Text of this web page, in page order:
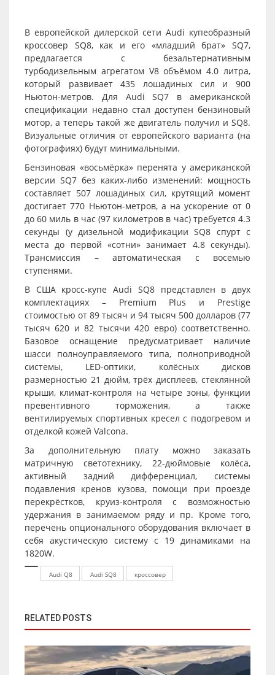
В европейской дилерской сети Audi купеобразный
кроссовер SQ8, как и его «младший брат» SQ7,
предлагается с безальтернативным
турбодизельным агрегатом V8 объёмом 4.0 литра,
который развивает 435 лошадиных сил и 900
Ньютон-метров. Для Audi SQ7 в американской
спецификации недавно стал доступен бензиновый
мотор, а теперь такой же двигатель получил и SQ8.
Визуальные отличия от европейского варианта (на
фотографиях) будут минимальными.
Бензиновая «восьмёрка» перенята у американской
версии SQ7 без каких-либо изменений: мощность
составляет 507 лошадиных сил, крутящий момент
достигает 770 Ньютон-метров, а на ускорение от 0
до 60 миль в час (97 километров в час) требуется 4.3
секунды (у дизельной модификации SQ8 спурт с
места до первой «сотни» занимает 4.8 секунды).
Трансмиссия – автоматическая с восемью
ступенями.
В США кросс-купе Audi SQ8 представлен в двух
комплектациях – Premium Plus и Prestige
стоимостью от 89 тысяч и 94 тысяч 500 долларов (77
тысяч 620 и 82 тысячи 420 евро) соответственно.
Базовое оснащение предусматривает наличие
шасси полноуправляемого типа, полноприводной
системы, LED-оптики, колёсных дисков
размерностью 21 дюйм, трёх дисплеев, стеклянной
крыши, климат-контроля на четыре зоны, функции
превентивного торможения, а также
вентилируемых спортивных кресел с подогревом и
отделкой кожей Valcona.
За дополнительную плату можно заказать
матричную светотехнику, 22-дюймовые колёса,
активный задний дифференциал, системы
подавления кренов кузова, помощи при проезде
перекрёстков, круиз-контроля с возможностью
удержания в занимаемом ряду и пр. Кроме того,
перечень опционального оборудования включает в
себя акустическую систему с 19 динамиками на
1820W.
Audi Q8 Audi SQ8 кроссовер
RELATED POSTS